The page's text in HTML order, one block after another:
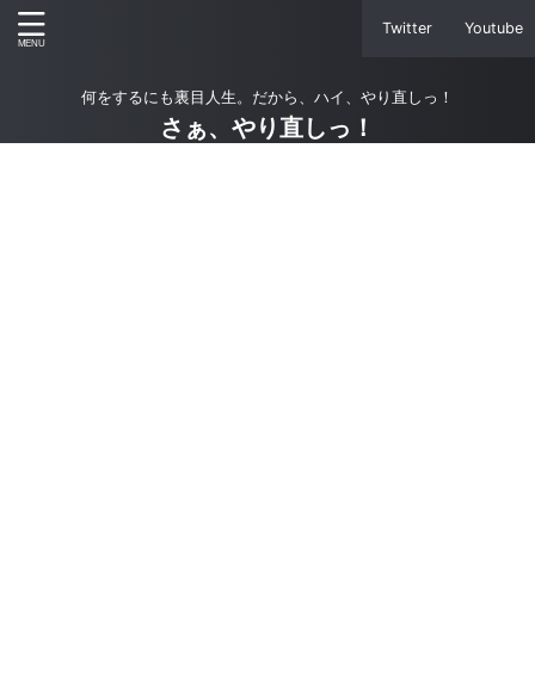
Twitter Youtube
何をするにも裏目人生。だから、ハイ、やり直しっ！
さぁ、やり直しっ！